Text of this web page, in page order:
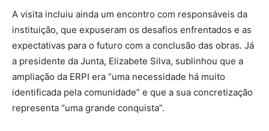
A visita incluiu ainda um encontro com responsáveis da
instituição, que expuseram os desafios enfrentados e as
expectativas para o futuro com a conclusão das obras. Já
a presidente da Junta, Elizabete Silva, sublinhou que a
ampliação da ERPI era “uma necessidade há muito
identificada pela comunidade” e que a sua concretização
representa “uma grande conquista”.